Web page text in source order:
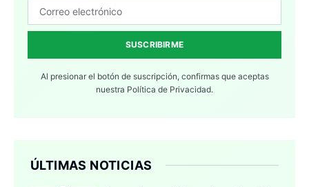
SUSCRIBIRME
Al presionar el botón de suscripción, confirmas que aceptas
nuestra Política de Privacidad.
ÚLTIMAS NOTICIAS